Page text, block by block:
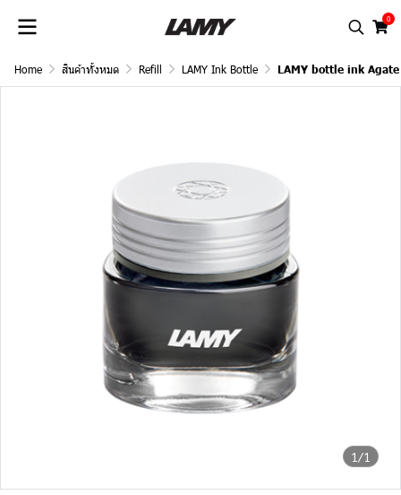
0
Home สินค้าทั้งหมด Refill LAMY Ink Bottle LAMY bottle ink Agate
1/1